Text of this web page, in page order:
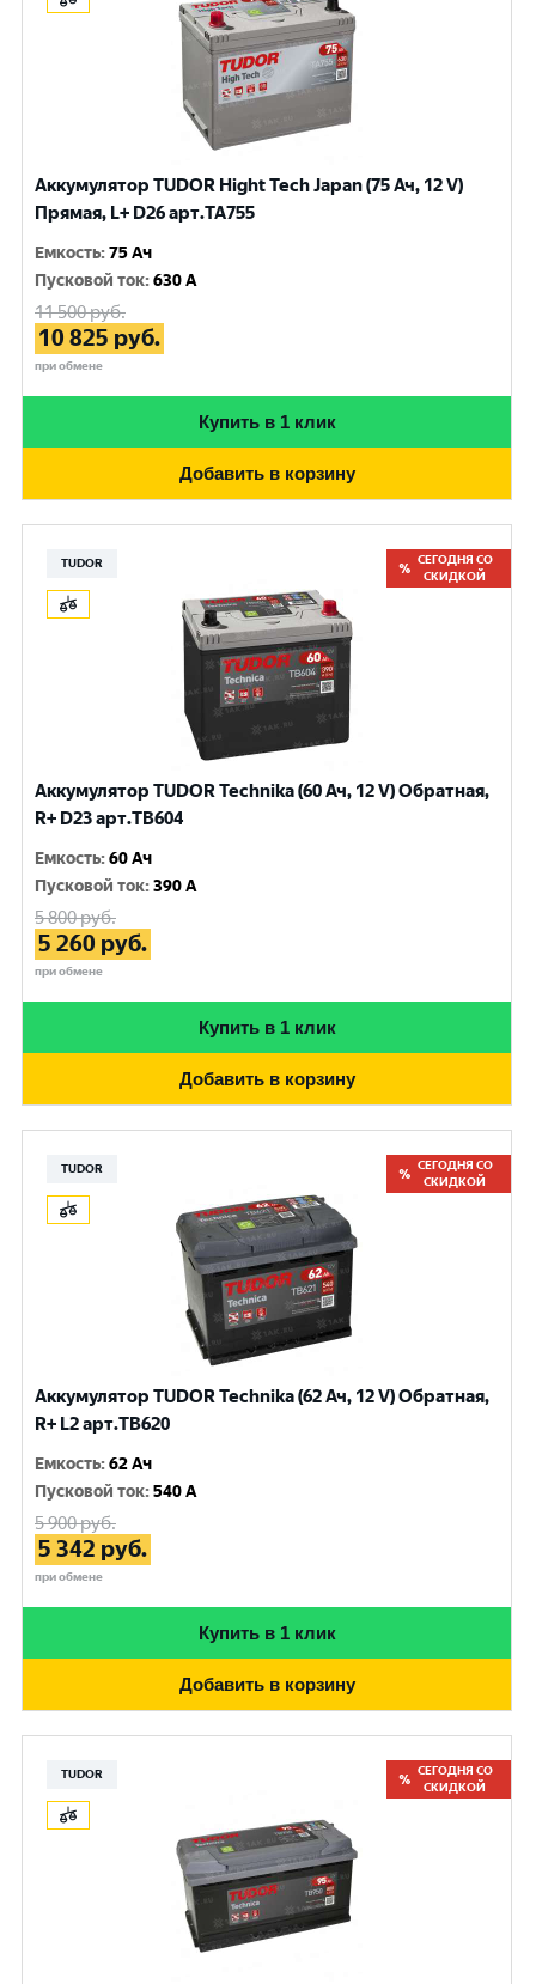
Аккумулятор TUDOR Hight Tech Japan (75 Ач, 12 V)
Прямая, L+ D26 арт.TA755
Емкость:75 Ач
Пусковой ток:630 A
11 500руб.
10 825 руб.
при обмене
Купить в 1 клик
Добавить в корзину
TUDOR
СЕГОДНЯ СО
СКИДКОЙ
Аккумулятор TUDOR Technika (60 Ач, 12 V) Обратная,
R+ D23 арт.TB604
Емкость:60 Ач
Пусковой ток:390 A
5 800руб.
5 260 руб.
при обмене
Купить в 1 клик
Добавить в корзину
TUDOR
СЕГОДНЯ СО
СКИДКОЙ
Аккумулятор TUDOR Technika (62 Ач, 12 V) Обратная,
R+ L2 арт.TB620
Емкость:62 Ач
Пусковой ток:540 A
5 900руб.
5 342 руб.
при обмене
Купить в 1 клик
Добавить в корзину
TUDOR
СЕГОДНЯ СО
СКИДКОЙ